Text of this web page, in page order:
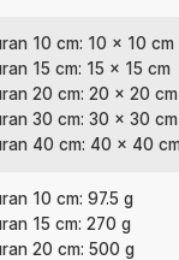
bola
tetap
permanen
hangat, energik,
untuk
10 cm: 10 x 10 cm
15 cm: 15 x 15 cm
20 cm: 20 x 20 cm
30 cm: 30 x 30 cm
40 cm: 40 x 40
10 cm: 97.5 g
15 cm: 270 g
20 cm: 500 g